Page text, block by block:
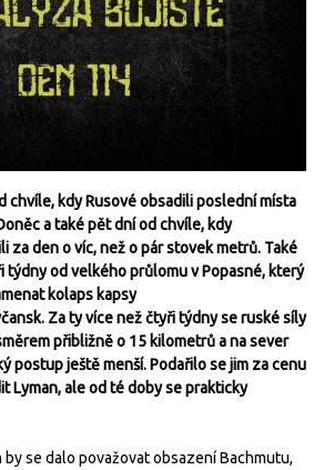
chvíle, kdy Rusové obsadili poslední místa
a také pět dní od chvíle, kdy
za den o víc, než o pár stovek metrů. Také
týdny od velkého průlomu v Popasné, který
kolaps kapsy
Za ty více než čtyři týdny se ruské síly
přibližně o 15 kilometrů a na sever
postup ještě menší. Podařilo se jim za cenu
Lyman, ale od té doby se prakticky
se dalo považovat obsazení Bachmutu,